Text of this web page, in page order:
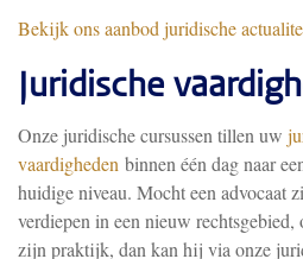
Bekijk ons aanbod juridische
Juridische
Onze juridische cursussen tillen uw
vaardigheden binnen één dag naar
huidige niveau. Mocht een advocaat
verdiepen in een nieuw
zijn praktijk, dan kan hij via onze